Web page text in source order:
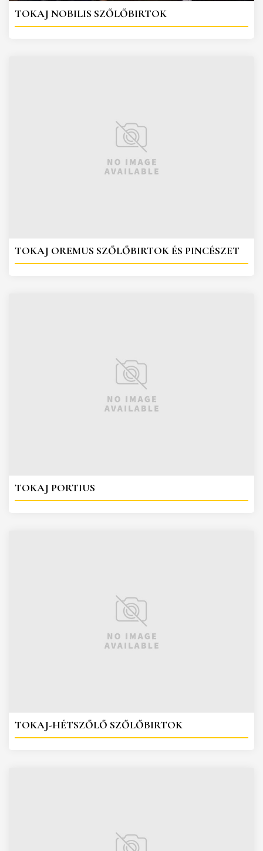
TOKAJ NOBILIS SZŐLŐBIRTOK
TOKAJ OREMUS SZŐLŐBIRTOK ÉS PINCÉSZET
TOKAJ PORTIUS
TOKAJ-HÉTSZŐLŐ SZŐLŐBIRTOK